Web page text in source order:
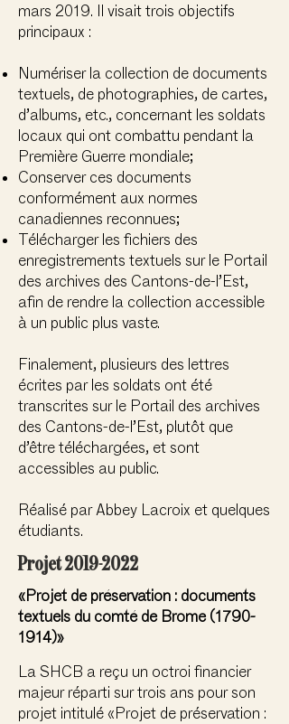
mars 2019. Il visait trois objectifs
principaux :
Numériser la collection de documents
textuels, de photographies, de cartes,
d’albums, etc., concernant les soldats
locaux qui ont combattu pendant la
Première Guerre mondiale;
Conserver ces documents
conformément aux normes
canadiennes reconnues;
Télécharger les fichiers des
enregistrements textuels sur le Portail
des archives des Cantons-de-l’Est,
afin de rendre la collection accessible
à un public plus vaste.
Finalement, plusieurs des lettres
écrites par les soldats ont été
transcrites sur le Portail des archives
des Cantons-de-l’Est, plutôt que
d’être téléchargées, et sont
accessibles au public.
Réalisé par Abbey Lacroix et quelques
étudiants.
Projet2019-2022
«Projet de préservation : documents
textuels du comté de Brome (1790-
1914)»
La SHCB a reçu un octroi financier
majeur réparti sur trois ans pour son
projet intitulé «Projet de préservation :